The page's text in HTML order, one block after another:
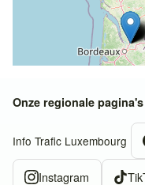
Onze regionale pagina's
Info Trafic Luxembourg
Instagram